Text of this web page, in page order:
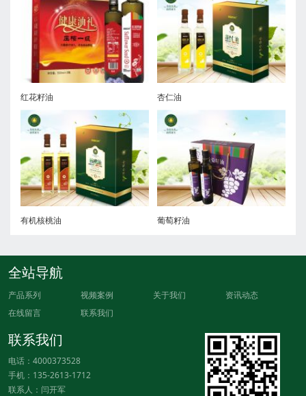
红花籽油 杏仁油
有机核桃油 葡萄籽油
全站导航
产品系列 视频案例 关于我们
资讯动态
在线留言
联系我们
联系我们
电话：4000373528
手机：135-2613-1712
联系人：闫开军